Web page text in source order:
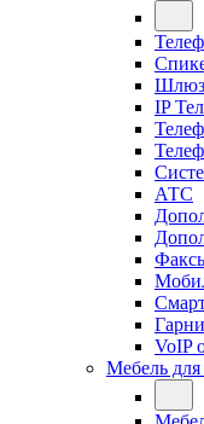
IP
АТС
VoIP
Мебель для